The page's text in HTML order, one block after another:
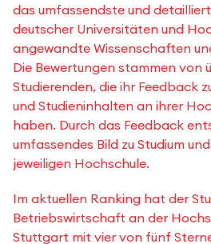
das umfassendste und
deutscher Universitäten und
angewandte Wissenschaften
Die Bewertungen stammen von
Studierenden, die ihr Feedback
und Studieninhalten an ihrer
haben. Durch das Feedback
umfassendes Bild zu Studium
jeweiligen Hochschule.
Im aktuellen Ranking hat der
Betriebswirtschaft an der
Stuttgart mit vier von fünf